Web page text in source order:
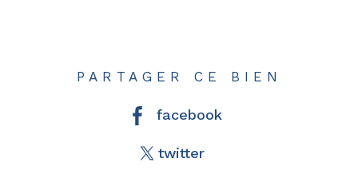
PARTAGER CE BIEN
facebook
twitter